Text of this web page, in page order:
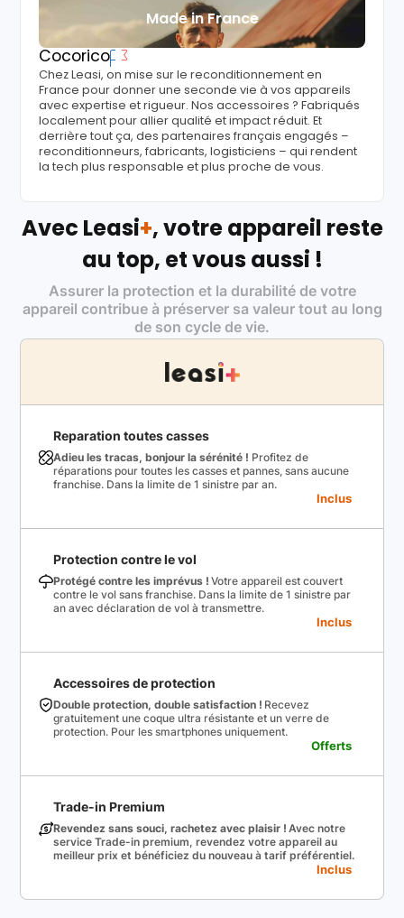
Made in France
Cocorico
Chez Leasi, on mise sur le reconditionnement en
France pour donner une seconde vie à vos appareils
avec expertise et rigueur. Nos accessoires ? Fabriqués
localement pour allier qualité et impact réduit. Et
derrière tout ça, des partenaires français engagés –
reconditionneurs, fabricants, logisticiens – qui rendent
la tech plus responsable et plus proche de vous.
Avec Leasi+, votre appareil reste
au top, et vous aussi !
Assurer la protection et la durabilité de votre
appareil contribue à préserver sa valeur tout au long
de son cycle de vie.
Reparation toutes casses
Adieu les tracas, bonjour la sérénité ! Profitez de
réparations pour toutes les casses et pannes, sans aucune
franchise. Dans la limite de 1 sinistre par an.
Inclus
Protection contre le vol
Protégé contre les imprévus ! Votre appareil est couvert
contre le vol sans franchise. Dans la limite de 1 sinistre par
an avec déclaration de vol à transmettre.
Inclus
Accessoires de protection
Double protection, double satisfaction ! Recevez
gratuitement une coque ultra résistante et un verre de
protection. Pour les smartphones uniquement.
Offerts
Trade-in Premium
Revendez sans souci, rachetez avec plaisir ! Avec notre
service Trade-in premium, revendez votre appareil au
meilleur prix et bénéficiez du nouveau à tarif préférentiel.
Inclus